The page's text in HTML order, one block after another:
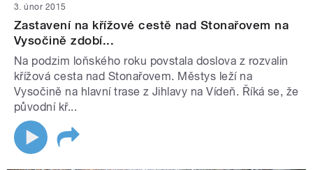
3. únor 2015
Zastavení na křížové cestě nad Stonařovem na
Vysočině zdobí...
Na podzim loňského roku povstala doslova z rozvalin
křížová cesta nad Stonařovem. Městys leží na
Vysočině na hlavní trase z Jihlavy na Vídeň. Říká se, že
původní kř...